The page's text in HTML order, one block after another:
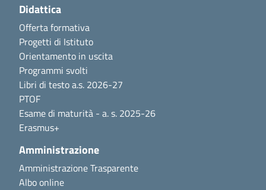
Didattica
Offerta formativa
Progetti di Istituto
Orientamento in uscita
Programmi svolti
Libri di testo a.s. 2026-27
PTOF
Esame di maturità - a. s. 2025-26
Erasmus+
Amministrazione
Amministrazione Trasparente
Albo online